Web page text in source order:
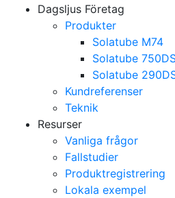
Dagsljus Företag
Produkter
Solatube M74
Solatube
Solatube
Kundreferenser
Teknik
Resurser
Vanliga frågor
Fallstudier
Produktregistrering
Lokala exempel